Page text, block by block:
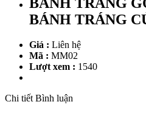
BÁNH TRÁNG
Giá : Liên hệ
Mã : MM02
Lượt xem : 1540
Chi tiếtBình luận